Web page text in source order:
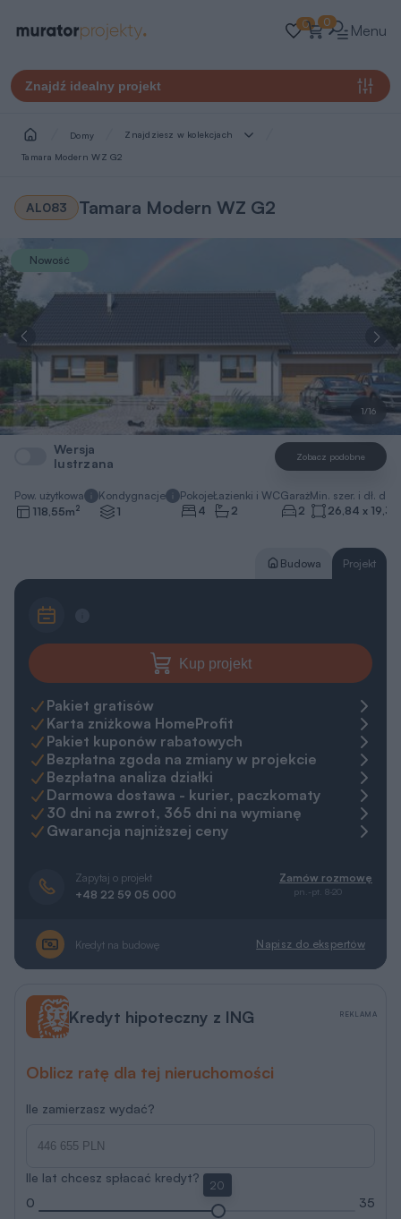
0 0 Menu
Znajdź idealny projekt
Domy Znajdziesz w kolekcjach
Tamara Modern WZ G2
AL083 Tamara Modern WZ G2
1/16
Nowość
Wersja
lustrzana
Zobacz podobne
Pow. użytkowa
118,55m2
Kondygnacje
1
Pokoje
4
Łazienki i WC
2
Garaż
2
Min. szer. i dł.
26,84 x 19,39
Budowa Projekt
Kup projekt
Pakiet gratisów
Karta zniżkowa HomeProfit
Pakiet kuponów rabatowych
Bezpłatna zgoda na zmiany w projekcie
Bezpłatna analiza działki
Darmowa dostawa - kurier, paczkomaty
30 dni na zwrot, 365 dni na wymianę
Gwarancja najniższej ceny
Zapytaj o projekt
+48 22 59 05 000
Zamów rozmowę
pn.-pt. 8-20
Kredyt na budowę Napisz do ekspertów
Kredyt hipoteczny z ING
Oblicz ratę dla tej nieruchomości
Ile zamierzasz wydać?
Ile lat chcesz spłacać kredyt?
0
20
35
REKLAMA